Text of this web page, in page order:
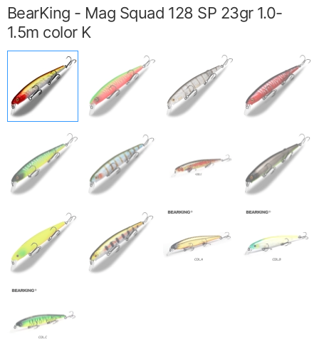
BearKing - Mag Squad 128 SP 23gr 1.0-
1.5m color K